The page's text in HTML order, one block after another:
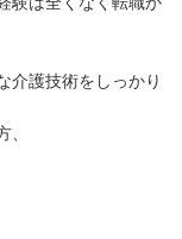
介護技術をしっかり
、